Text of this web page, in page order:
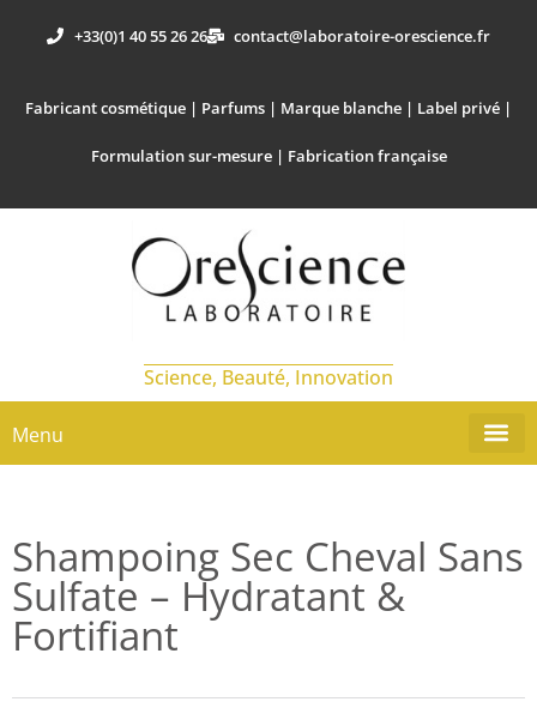
+33(0)1 40 55 26 26 contact@laboratoire-orescience.fr
Fabricant cosmétique | Parfums | Marque blanche | Label privé |
Formulation sur-mesure | Fabrication française
Science, Beauté, Innovation
Menu
Shampoing Sec Cheval Sans
Sulfate – Hydratant &
Fortifiant